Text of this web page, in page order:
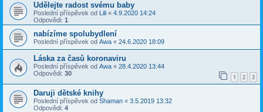
Udělejte radost svému baby
Poslední příspěvek od Lili « 4.9.2020 14:24
Odpovědi: 1
nabízíme spolubydlení
Poslední příspěvek od Awa « 24.6.2020 18:09
Láska za časů koronaviru
Poslední příspěvek od Awa « 28.4.2020 13:44
Odpovědi: 30 1 2 3
Daruji dětské knihy
Poslední příspěvek od Shaman « 3.5.2019 13:32
Odpovědi: 4